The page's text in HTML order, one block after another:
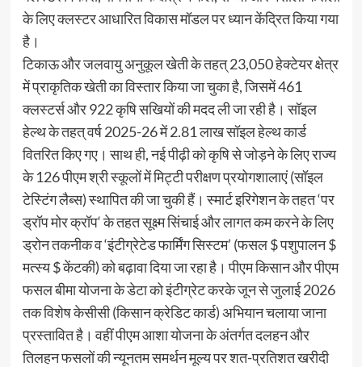
के लिए क्लस्टर आधारित विकास मॉडल पर ध्यान केंद्रित किया गया
है।
टिकाऊ और जलवायु अनुकूल खेती के तहत् 23,050 हेक्टेयर क्षेत्र
में प्राकृतिक खेती का विस्तार किया जा चुका है, जिसमें 461
क्लस्टर्स और 922 कृषि सखियों की मदद ली जा रही है। सॉइल
हेल्थ के तहत् वर्ष 2025-26 में 2.81 लाख सॉइल हेल्थ कार्ड
वितरित किए गए। साथ ही, नई पीढ़ी को कृषि से जोड़ने के लिए राज्य
के 126 पीएम श्री स्कूलों में मिट्टी परीक्षण प्रयोगशालाएं (सॉइल
टेस्टिंग लैब्स) स्थापित की जा चुकी हैं। स्मार्ट इरिगेशन के तहत ‘पर
ड्रॉप मोर क्रॉप‘ के तहत सूक्ष्म सिंचाई और लागत कम करने के लिए
ड्रोन तकनीक व ‘इंटीग्रेटेड फार्मिंग सिस्टम’ (फसल $ पशुपालन $
मत्स्य $ केंटकी) को बढ़ावा दिया जा रहा है। पीएम किसान और पीएम
फसल बीमा योजना के डेटा को इंटीग्रेट करके जून से जुलाई 2026
तक विशेष केसीसी (किसान क्रेडिट कार्ड) अभियान चलाया जाना
प्रस्तावित है। वहीं पीएम आशा योजना के अंतर्गत दलहन और
तिलहन फसलों की न्यूनतम समर्थन मूल्य पर शत-प्रतिशत खरीदी